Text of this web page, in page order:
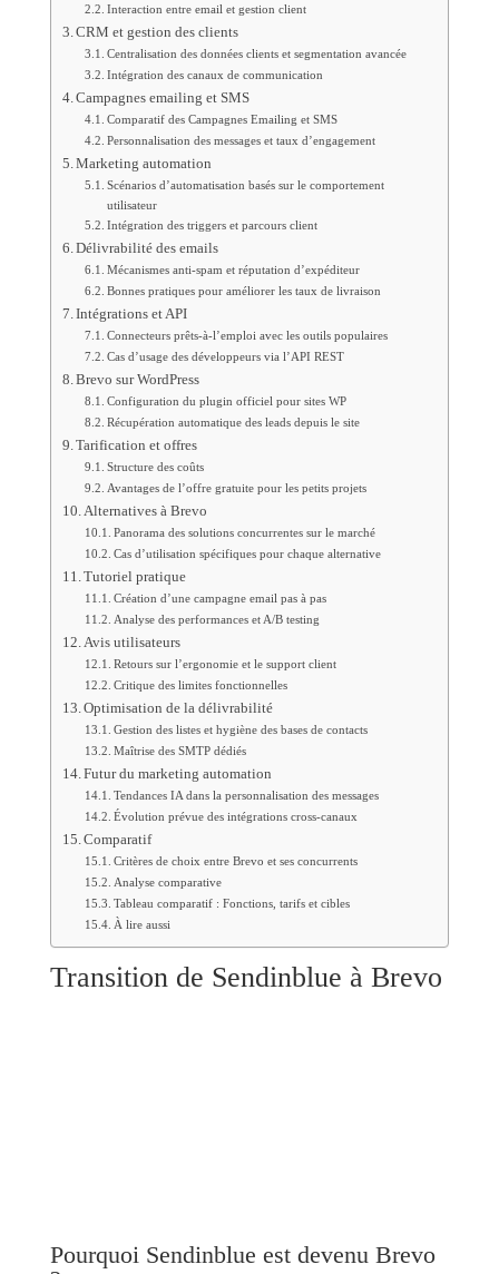
Interaction entre email et gestion client
CRM et gestion des clients
Centralisation des données clients et segmentation avancée
Intégration des canaux de communication
Campagnes emailing et SMS
Comparatif des Campagnes Emailing et SMS
Personnalisation des messages et taux d’engagement
Marketing automation
Scénarios d’automatisation basés sur le comportement
utilisateur
Intégration des triggers et parcours client
Délivrabilité des emails
Mécanismes anti-spam et réputation d’expéditeur
Bonnes pratiques pour améliorer les taux de livraison
Intégrations et API
Connecteurs prêts-à-l’emploi avec les outils populaires
Cas d’usage des développeurs via l’API REST
Brevo sur WordPress
Configuration du plugin officiel pour sites WP
Récupération automatique des leads depuis le site
Tarification et offres
Structure des coûts
Avantages de l’offre gratuite pour les petits projets
Alternatives à Brevo
Panorama des solutions concurrentes sur le marché
Cas d’utilisation spécifiques pour chaque alternative
Tutoriel pratique
Création d’une campagne email pas à pas
Analyse des performances et A/B testing
Avis utilisateurs
Retours sur l’ergonomie et le support client
Critique des limites fonctionnelles
Optimisation de la délivrabilité
Gestion des listes et hygiène des bases de contacts
Maîtrise des SMTP dédiés
Futur du marketing automation
Tendances IA dans la personnalisation des messages
Évolution prévue des intégrations cross-canaux
Comparatif
Critères de choix entre Brevo et ses concurrents
Analyse comparative
Tableau comparatif : Fonctions, tarifs et cibles
À lire aussi
Transition de Sendinblue à Brevo
Pourquoi Sendinblue est devenu Brevo